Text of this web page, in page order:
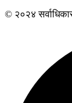
© २०२४